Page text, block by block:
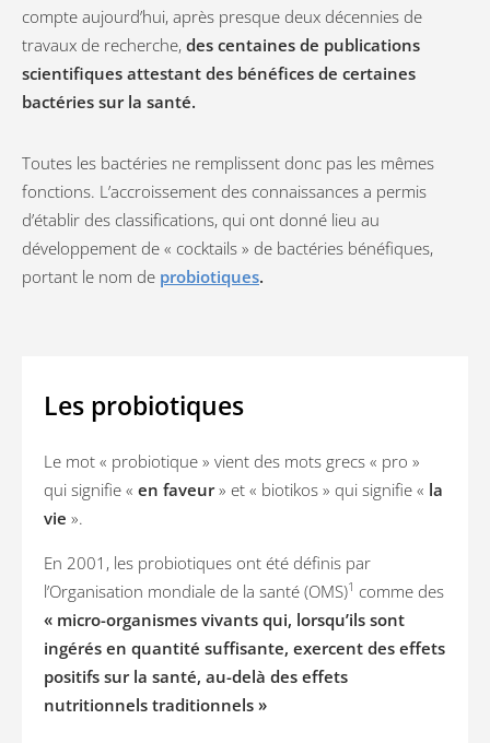
compte aujourd’hui, après presque deux décennies de
travaux de recherche, des centaines de publications
scientifiques attestant des bénéfices de certaines
bactéries sur la santé.
Toutes les bactéries ne remplissent donc pas les mêmes
fonctions. L’accroissement des connaissances a permis
d’établir des classifications, qui ont donné lieu au
développement de « cocktails » de bactéries bénéfiques,
portant le nom de probiotiques.
Les probiotiques
Le mot « probiotique » vient des mots grecs « pro »
qui signifie « en faveur» et « biotikos » qui signifie « la
vie ».
En 2001, les probiotiques ont été définis par
l’Organisation mondiale de la santé (OMS)1 comme des
« micro-organismes vivants qui, lorsqu’ils sont
ingérés en quantité suffisante, exercent des effets
positifs sur la santé, au-delà des effets
nutritionnels traditionnels »